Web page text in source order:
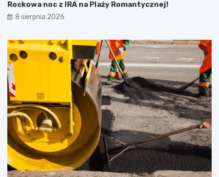
Rockowa noc z IRA na Plaży Romantycznej!
8 sierpnia 2026